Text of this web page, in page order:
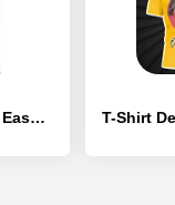
Mehndi Design - Easy Simple - [Без рекламы]